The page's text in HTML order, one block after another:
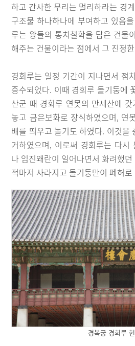
하고 간사한 무리는 멀리하라는 경
구조물 하나하나에 부여하고 있음
루는 왕들의 통치철학을 담은 건물
해주는 건물이라는 점에서 그 진정
경회루는 일정 기간이 지나면서 점
중수되었다. 이때 경회루 돌기둥에
산군 때 경회루 연못의 만세산에
놓고 금은보화로 장식하였으며,
배를 띄우고 놀기도 하였다. 이것을
거하였으며, 이로써 경회루는 다시
나 임진왜란이 일어나면서 화려했
적마저 사라지고 돌기둥만이 폐허
경복궁 경회루